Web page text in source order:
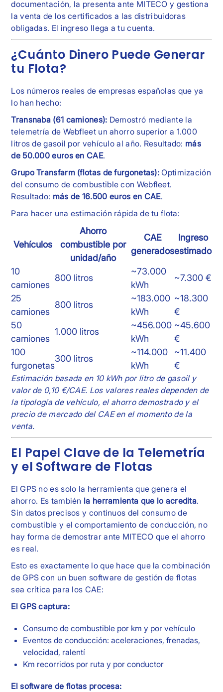
documentación, la presenta ante MITECO y gestiona
la venta de los certificados a las distribuidoras
obligadas. El ingreso llega a tu cuenta.
¿Cuánto Dinero Puede Generar
tu Flota?
Los números reales de empresas españolas que ya
lo han hecho:
Transnaba (61 camiones): Demostró mediante la
telemetría de Webfleet un ahorro superior a 1.000
litros de gasoil por vehículo al año. Resultado: más
de 50.000 euros en CAE.
Grupo Transfarm (flotas de furgonetas): Optimización
del consumo de combustible con Webfleet.
Resultado: más de 16.500 euros en CAE.
Para hacer una estimación rápida de tu flota:
Vehículos
Ahorro
combustible por
unidad/año
CAE
generados
Ingreso
estimado
10
camiones
800 litros
~73.000
kWh
~7.300 €
25
camiones
800 litros
~183.000
kWh
~18.300
€
50
camiones
1.000 litros
~456.000
kWh
~45.600
€
100
furgonetas
300 litros
~114.000
kWh
~11.400
€
Estimación basada en 10 kWh por litro de gasoil y
valor de 0,10 €/CAE. Los valores reales dependen de
la tipología de vehículo, el ahorro demostrado y el
precio de mercado del CAE en el momento de la
venta.
El Papel Clave de la Telemetría
y el Software de Flotas
El GPS no es solo la herramienta que genera el
ahorro. Es también la herramienta que lo acredita.
Sin datos precisos y continuos del consumo de
combustible y el comportamiento de conducción, no
hay forma de demostrar ante MITECO que el ahorro
es real.
Esto es exactamente lo que hace que la combinación
de GPS con un buen software de gestión de flotas
sea crítica para los CAE:
El GPS captura:
Consumo de combustible por km y por vehículo
Eventos de conducción: aceleraciones, frenadas,
velocidad, ralentí
Km recorridos por ruta y por conductor
El software de flotas procesa: